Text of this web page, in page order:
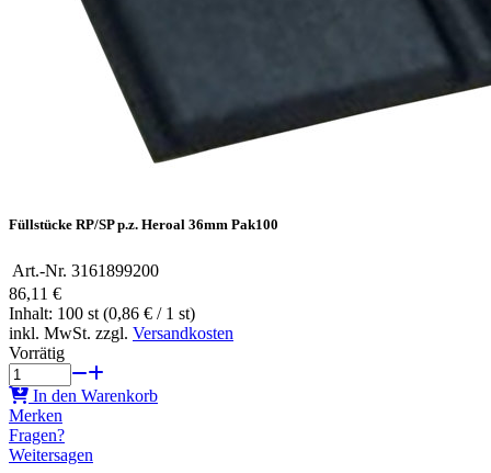
Füllstücke RP/SP p.z. Heroal 36mm Pak100
Art.-Nr. 3161899200
86,11 €
Inhalt: 100 st (0,86 € / 1 st)
inkl. MwSt. zzgl. Versandkosten
Vorrätig
In den Warenkorb
Merken
Fragen?
Weitersagen